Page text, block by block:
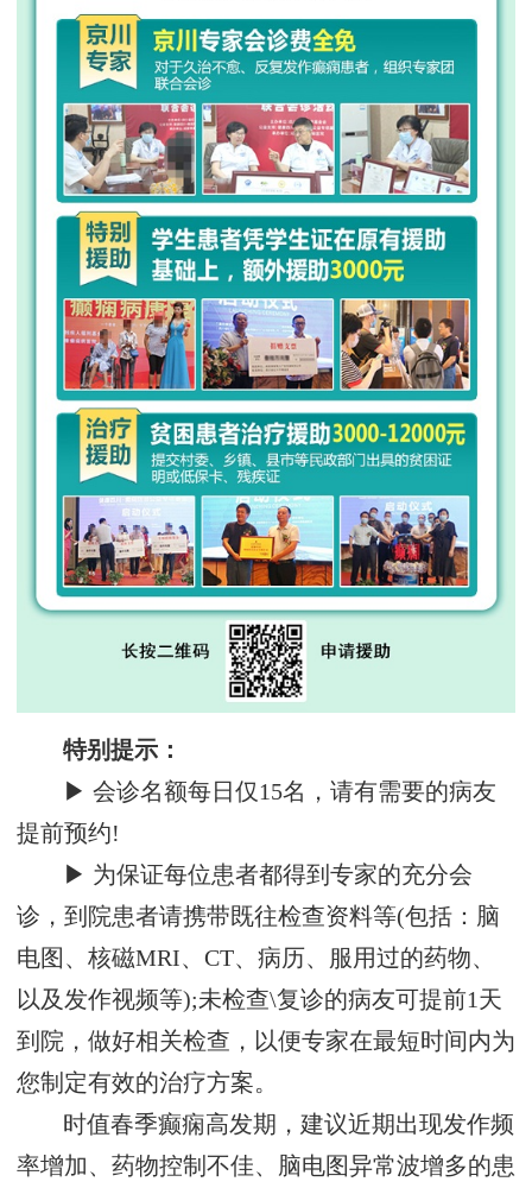
特别提示：
▶ 会诊名额每日仅15名，请有需要的病友
提前预约!
▶ 为保证每位患者都得到专家的充分会
诊，到院患者请携带既往检查资料等(包括：脑
电图、核磁MRI、CT、病历、服用过的药物、
以及发作视频等);未检查\复诊的病友可提前1天
到院，做好相关检查，以便专家在最短时间内为
您制定有效的治疗方案。
时值春季癫痫高发期，建议近期出现发作频
率增加、药物控制不佳、脑电图异常波增多的患